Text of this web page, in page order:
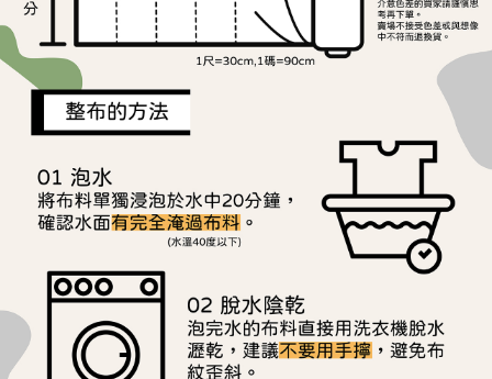
是否繳費成功／繳費後需取消欲退款等相關疑問，請聯繫「AFTEE先享後付
客戶支援中心」 https://netprotections.freshdesk.com/support/home
【注意事項】
１．透過由恩沛科技股份有限公司提供之「AFTEE先享後付」服務完成之交
易，需依本服務之必要範圍內提供個人資料，並將交易相關給付款項請求債
權轉讓予恩沛科技股份有限公司。
https://aftee.tw/terms/#terms3
３．未成年的使用者請事先徵得法定代理人或監護人之同意方可使用
「AFTEE先享後付」，若未經同意申辦者引起之損失，本公司不負相關責
任。
４．使用「AFTEE先享後付」時，將依據個別帳號之用戶狀況，依本公司即
時審查核予不同之上限額度；若仍有額度不足之情形，本公司將視審查結果
請求用戶進行身份認證。
５．嚴禁一人註冊多個帳號或使用他人資訊註冊。若發現惡意使用之情形，
恩沛科技股份有限公司將有權停止該用戶之使用額度並採取法律行動。
每筆NT$240